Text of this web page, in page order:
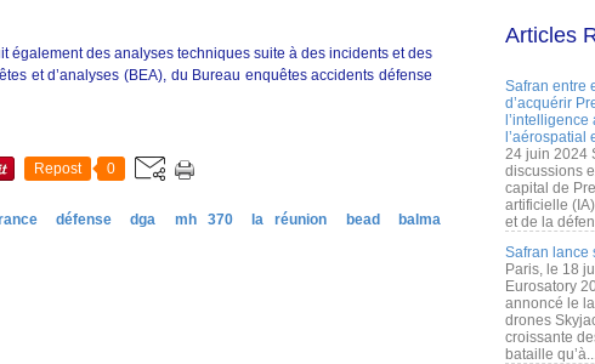
également des analyses techniques suite à des incidents et des
et d’analyses (BEA), du Bureau enquêtes accidents défense
Repost 0
défense dga mh 370 la réunion bead
balma
Articles
Safran entre
d’acquérir
l’aérospatial
24 juin 2024
discussions
capital de
artificielle
et de la
Safran lance
Paris, le 18
Eurosatory
annoncé le
drones
croissante
bataille